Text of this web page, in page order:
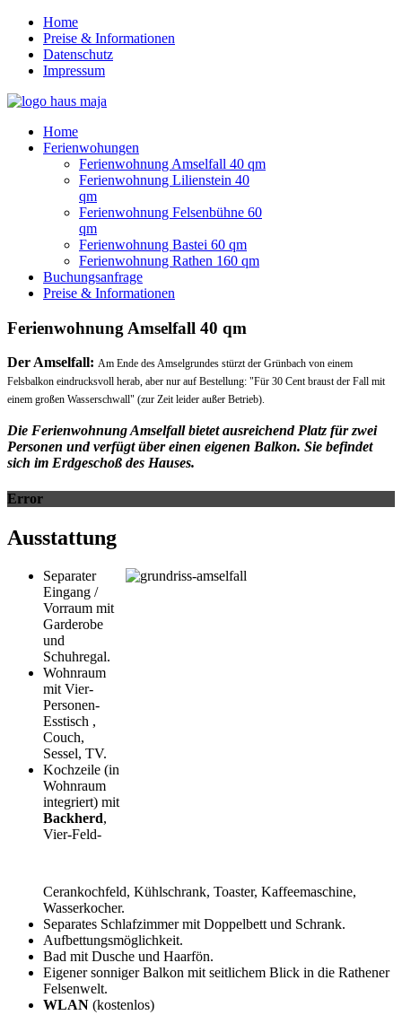
Home
Preise & Informationen
Datenschutz
Impressum
Home
Ferienwohungen
Ferienwohnung Amselfall 40 qm
Ferienwohnung Lilienstein 40
qm
Ferienwohnung Felsenbühne 60
qm
Ferienwohnung Bastei 60 qm
Ferienwohnung Rathen 160 qm
Buchungsanfrage
Preise & Informationen
Ferienwohnung Amselfall 40 qm
Der Amselfall: Am Ende des Amselgrundes stürzt der Grünbach von einem
Felsbalkon eindrucksvoll herab, aber nur auf Bestellung: "Für 30 Cent braust der Fall mit
einem großen Wasserschwall" (zur Zeit leider außer Betrieb).
Die Ferienwohnung Amselfall bietet ausreichend Platz für zwei
Personen und verfügt über einen eigenen Balkon. Sie befindet
sich im Erdgeschoß des Hauses.
Error
Ausstattung
Separater
Eingang /
Vorraum mit
Garderobe
und
Schuhregal.
Wohnraum
mit Vier-
Personen-
Esstisch ,
Couch,
Sessel, TV.
Kochzeile (in
Wohnraum
integriert) mit
Backherd,
Vier-Feld-
Cerankochfeld, Kühlschrank, Toaster, Kaffeemaschine,
Wasserkocher.
Separates Schlafzimmer mit Doppelbett und Schrank.
Aufbettungsmöglichkeit.
Bad mit Dusche und Haarfön.
Eigener sonniger Balkon mit seitlichem Blick in die Rathener
Felsenwelt.
WLAN (kostenlos)